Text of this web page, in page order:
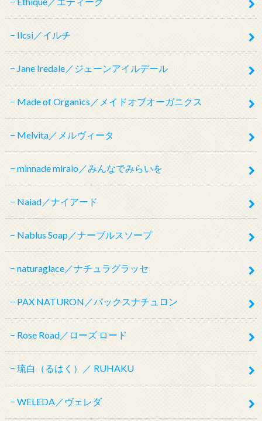
Ilcsi／イルチ
Jane Iredale／ジェーンアイルデール
Made of Organics／メイドオブオーガニクス
Melvita／メルヴィータ
minnade miraio／みんなでみらいを
Naiad／ナイアード
Nablus Soap／ナーブルスソープ
naturaglace／ナチュラグラッセ
PAX NATURON／パックスナチュロン
Rose Road／ローズ ロード
琉白（るはく）／ RUHAKU
WELEDA／ヴェレダ